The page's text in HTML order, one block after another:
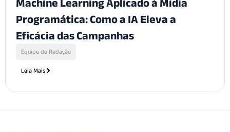
Machine Learning Aplicado à Mídia
Programática: Como a IA Eleva a
Eficácia das Campanhas
Equipe de Redação
Leia Mais